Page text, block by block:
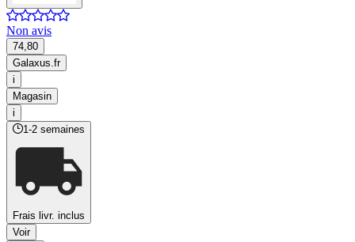
Non avis
74,80
Galaxus.fr
i
Magasin
i
1-2 semaines
Frais livr. inclus
Voir